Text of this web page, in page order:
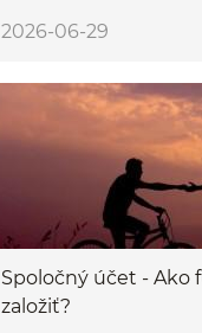
2026-06-29
Spoločný účet - Ako
založiť?